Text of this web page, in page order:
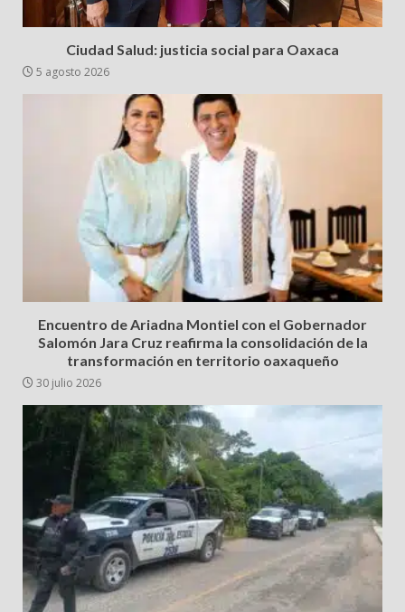
Ciudad Salud: justicia social para Oaxaca
5 agosto 2026
Encuentro de Ariadna Montiel con el Gobernador
Salomón Jara Cruz reafirma la consolidación de la
transformación en territorio oaxaqueño
30 julio 2026